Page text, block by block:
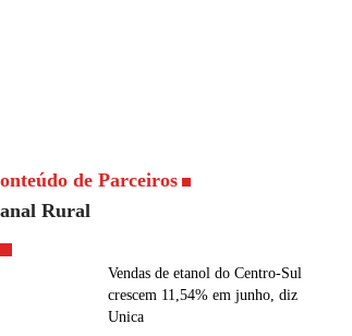
de Parceiros
Rural
Vendas de etanol do Centro-Sul
crescem 11,54% em junho, diz
Unica